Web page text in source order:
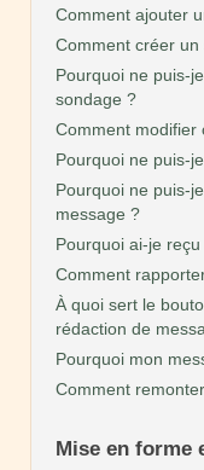
Comment ajouter
Comment créer un
Pourquoi ne puis-
sondage ?
Comment modifier
Pourquoi ne puis-
Pourquoi ne puis-
message ?
Pourquoi ai-je
Comment
À quoi sert le
rédaction de
Pourquoi mon
Comment
Mise en forme